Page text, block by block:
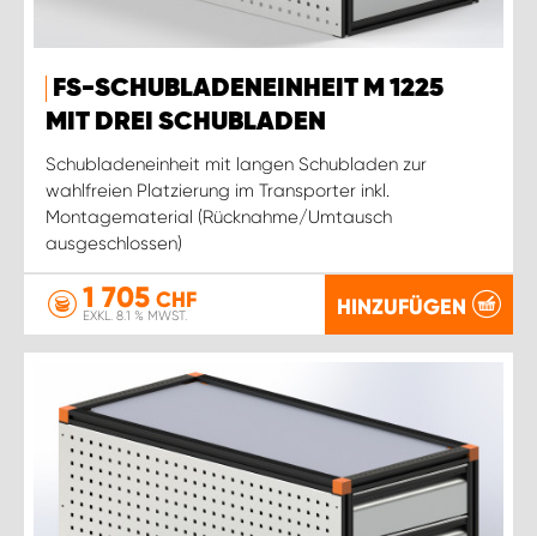
FS-SCHUBLADENEINHEIT M 1225
MIT DREI SCHUBLADEN
Schubladeneinheit mit langen Schubladen zur
wahlfreien Platzierung im Transporter inkl.
Montagematerial (Rücknahme/Umtausch
ausgeschlossen)
1 705 CHF
EXKL. 8.1 % MWST. HINZUFÜGEN